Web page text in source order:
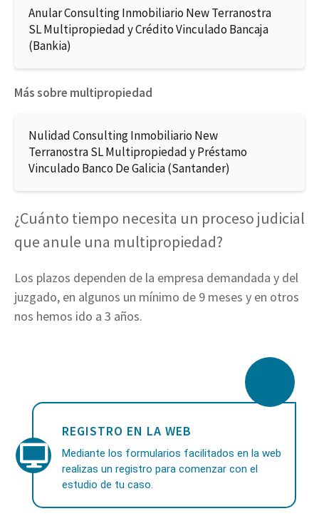
Anular Consulting Inmobiliario New Terranostra
SL Multipropiedad y Crédito Vinculado Bancaja
(Bankia)
Más sobre multipropiedad
Nulidad Consulting Inmobiliario New
Terranostra SL Multipropiedad y Préstamo
Vinculado Banco De Galicia (Santander)
¿Cuánto tiempo necesita un proceso judicial
que anule una multipropiedad?
Los plazos dependen de la empresa demandada y del
juzgado, en algunos un mínimo de 9 meses y en otros
nos hemos ido a 3 años.
REGISTRO EN LA WEB
Mediante los formularios facilitados en la web
realizas un registro para comenzar con el
estudio de tu caso.